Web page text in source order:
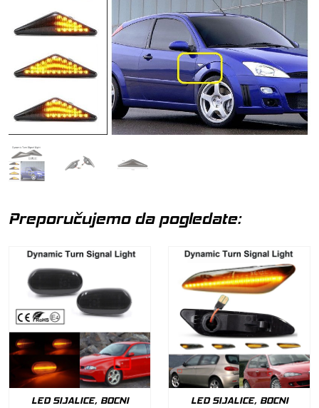
Preporučujemo da pogledate:
LED SIJALICE, BOCNI
LED SIJALICE, BOCNI